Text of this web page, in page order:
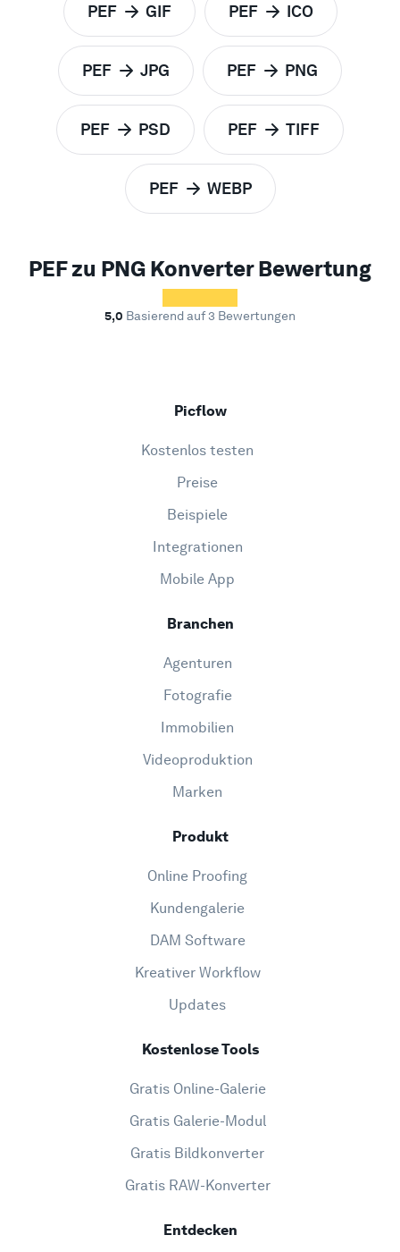
PEF zu GIF PEF zu ICO
PEF zuJPG PEF zuPNG
PEF zuPSD PEF zuTIFF
PEF zuWEBP
PEF zu PNG Konverter Bewertung
5,0 Basierend auf 3 Bewertungen
Picflow
Kostenlos testen
Preise
Beispiele
Integrationen
Mobile App
Branchen
Agenturen
Fotografie
Immobilien
Videoproduktion
Marken
Produkt
Online Proofing
Kundengalerie
DAM Software
Kreativer Workflow
Updates
Kostenlose Tools
Gratis Online-Galerie
Gratis Galerie-Modul
Gratis Bildkonverter
Gratis RAW-Konverter
Entdecken